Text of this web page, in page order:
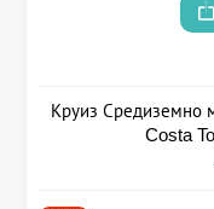
Круиз Средиземно
Costa